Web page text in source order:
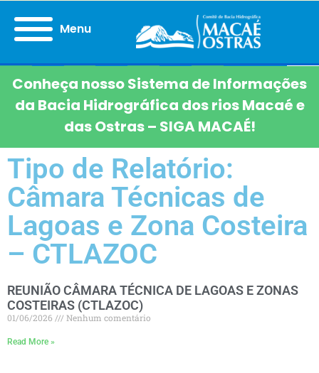
Menu
Conheça nosso Sistema de Informações
da Bacia Hidrográfica dos rios Macaé e
das Ostras – SIGA MACAÉ!
Tipo de Relatório:
Câmara Técnicas de
Lagoas e Zona Costeira
– CTLAZOC
REUNIÃO CÂMARA TÉCNICA DE LAGOAS E ZONAS
COSTEIRAS (CTLAZOC)
01/06/2026 Nenhum comentário
Read More »